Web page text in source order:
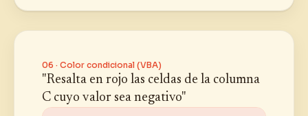
06 · Color condicional (VBA)
"Resalta en rojo las celdas de la columna
C cuyo valor sea negativo"